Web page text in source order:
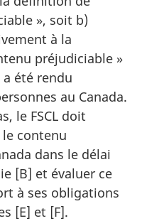
», soit b)
à la
préjudiciable »
été rendu
au Canada.
le FSCL doit
contenu
dans le délai
[B] et évaluer ce
à ses obligations
[E] et [F].